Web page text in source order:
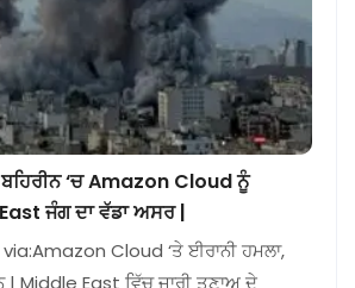
‘ਚ Amazon Cloud ਨੂੰ
ਜੰਗ ਦਾ ਵੱਡਾ ਅਸਰ |
Cloud ‘ਤੇ ਈਰਾਨੀ ਹਮਲਾ,
| Middle East ਵਿੱਚ ਜਾਰੀ ਤਣਾਅ ਦੇ